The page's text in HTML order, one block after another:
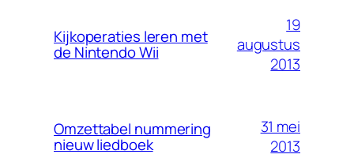
Kijkoperaties leren met
de Nintendo Wii
19
augustus
2013
Omzettabel nummering
nieuw liedboek
31 mei
2013